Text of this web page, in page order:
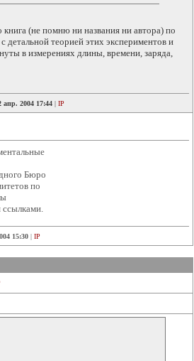
книга (не помню ни названия ни автора) по
детальной теорией этих экспериментов и
в измерениях длины, времени, заряда,
апр. 2004 17:44 | IP
Бюро
по
15:30 | IP